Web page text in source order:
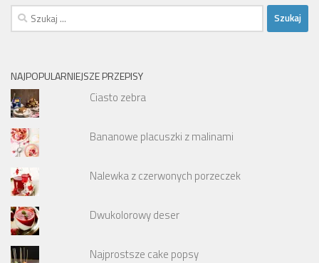
Szukaj:
NAJPOPULARNIEJSZE PRZEPISY
Ciasto zebra
Bananowe placuszki z malinami
Nalewka z czerwonych porzeczek
Dwukolorowy deser
Najprostsze cake popsy